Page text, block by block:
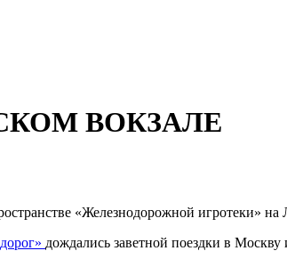
ВОКЗАЛЕ
«Железнодорожной игротеки»
дождались заветной поездки в